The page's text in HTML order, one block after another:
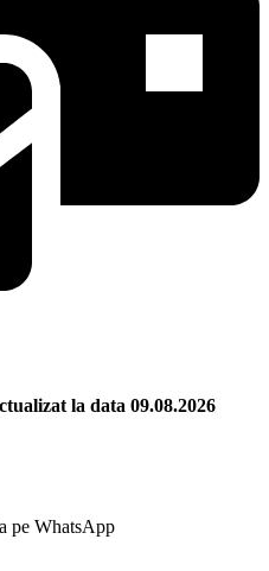
la data 09.08.2026
pe WhatsApp